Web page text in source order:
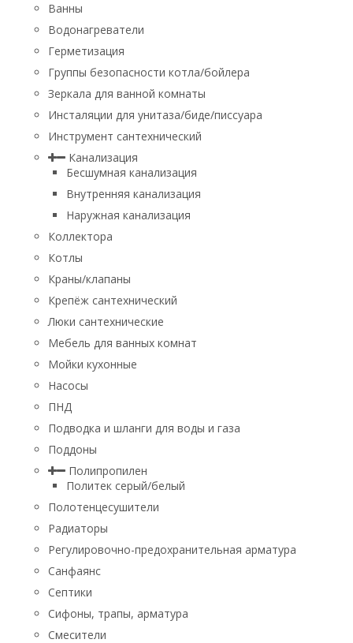
Ванны
Водонагреватели
Герметизация
Группы безопасности котла/бойлера
Зеркала для ванной комнаты
Инсталяции для унитаза/биде/писсуара
Инструмент сантехнический
Канализация
Бесшумная канализация
Внутренняя канализация
Наружная канализация
Коллектора
Котлы
Краны/клапаны
Крепёж сантехнический
Люки сантехнические
Мебель для ванных комнат
Мойки кухонные
Насосы
ПНД
Подводка и шланги для воды и газа
Поддоны
Полипропилен
Политек серый/белый
Полотенцесушители
Радиаторы
Регулировочно-предохранительная арматура
Санфаянс
Септики
Сифоны, трапы, арматура
Смесители